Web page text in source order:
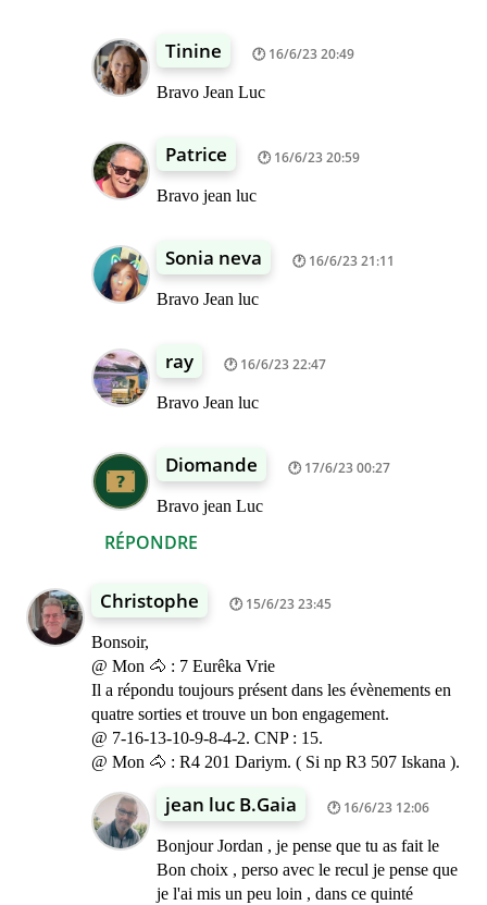
RÉPONDRE
Tinine 16/6/23 20:49
Bravo Jean Luc
Patrice 16/6/23 20:59
Bravo jean luc
Sonia neva 16/6/23 21:11
Bravo Jean luc
ray 16/6/23 22:47
Bravo Jean luc
Diomande 17/6/23 00:27
Bravo jean Luc
Christophe 15/6/23 23:45
Bonsoir,
@ Mon 🐴 : 7 Eurêka Vrie
Il a répondu toujours présent dans les évènements en
quatre sorties et trouve un bon engagement.
@ 7-16-13-10-9-8-4-2. CNP : 15.
@ Mon 🐴 : R4 201 Dariym. ( Si np R3 507 Iskana ).
jean luc B.Gaia 16/6/23 12:06
Bonjour Jordan , je pense que tu as fait le
Bon choix , perso avec le recul je pense que
je l'ai mis un peu loin , dans ce quinté